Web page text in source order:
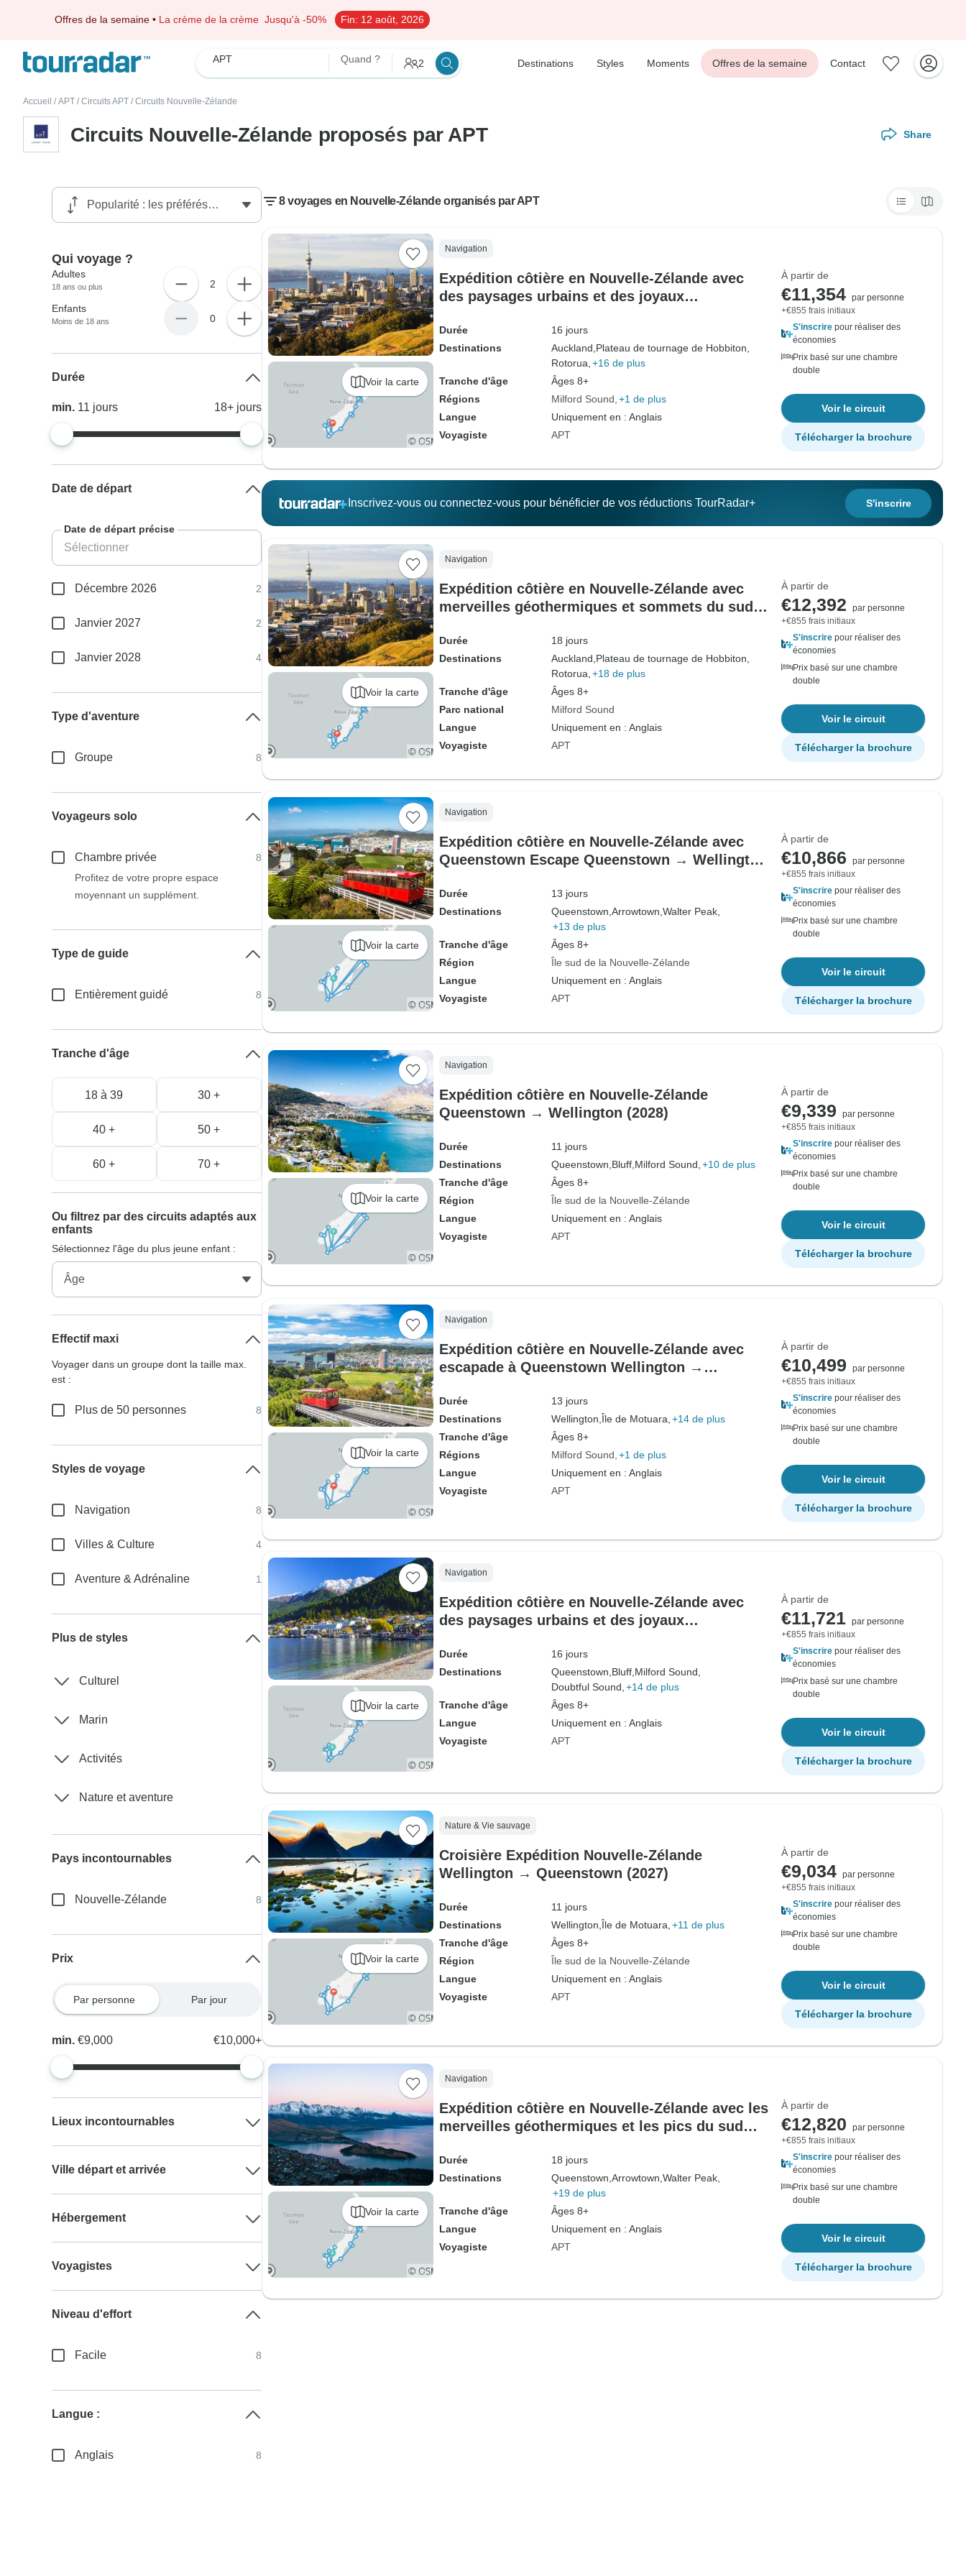
Offres de la semaine • La crème de la crème Jusqu'à -50% Fin: 12 août, 2026
APT Quand ? 2 Destinations Styles Moments Offres de la semaine Contact
Accueil / APT / Circuits APT / Circuits Nouvelle-Zélande
Circuits Nouvelle-Zélande proposés par APT Share
8 voyages en Nouvelle-Zélande organisés par APT
Voir la carte
Navigation
Expédition côtière en Nouvelle-Zélande avec
des paysages urbains et des joyaux
Durée
16 jours
Destinations
Auckland, Plateau de tournage de Hobbiton,
Rotorua, +16 de plus
Tranche d'âge
Âges 8+
Régions
Milford Sound +1 de plus
Langue
Uniquement en : Anglais
Voyagiste
APT
À partir de
€11,354 par personne
+€855 frais initiaux
S'inscrire pour réaliser des
économies
Prix basé sur une chambre
double
Voir le circuit
Télécharger la brochure
Inscrivez-vous ou connectez-vous pour bénéficier de vos réductions TourRadar+ S'inscrire
Voir la carte
Navigation
Expédition côtière en Nouvelle-Zélande avec
merveilles géothermiques et sommets du sud
Durée
18 jours
Destinations
Auckland, Plateau de tournage de Hobbiton,
Rotorua, +18 de plus
Tranche d'âge
Âges 8+
Parc national
Milford Sound
Langue
Uniquement en : Anglais
Voyagiste
APT
À partir de
€12,392
par personne
+€855 frais initiaux
S'inscrire pour réaliser des
économies
Prix basé sur une chambre
double
Voir le circuit
Télécharger la brochure
Voir la carte
Navigation
Expédition côtière en Nouvelle-Zélande avec
Queenstown Escape Queenstown → Wellington
Durée
13 jours
Destinations
Queenstown, Arrowtown, Walter Peak,
+13 de plus
Tranche d'âge
Âges 8+
Région
Île sud de la Nouvelle-Zélande
Langue
Uniquement en : Anglais
Voyagiste
APT
À partir de
€10,866
par personne
+€855 frais initiaux
S'inscrire pour réaliser des
économies
Prix basé sur une chambre
double
Voir le circuit
Télécharger la brochure
Voir la carte
Navigation
Expédition côtière en Nouvelle-Zélande
Queenstown → Wellington (2028)
Durée
11 jours
Destinations
Queenstown, Bluff, Milford Sound, +10 de plus
Tranche d'âge
Âges 8+
Région
Île sud de la Nouvelle-Zélande
Langue
Uniquement en : Anglais
Voyagiste
APT
À partir de
€9,339
par personne
+€855 frais initiaux
S'inscrire pour réaliser des
économies
Prix basé sur une chambre
double
Voir le circuit
Télécharger la brochure
Voir la carte
Navigation
Expédition côtière en Nouvelle-Zélande avec
escapade à Queenstown Wellington →
Durée
13 jours
Destinations
Wellington, Île de Motuara, +14 de plus
Tranche d'âge
Âges 8+
Régions
Milford Sound +1 de plus
Langue
Uniquement en : Anglais
Voyagiste
APT
À partir de
€10,499
par personne
+€855 frais initiaux
S'inscrire pour réaliser des
économies
Prix basé sur une chambre
double
Voir le circuit
Télécharger la brochure
Voir la carte
Navigation
Expédition côtière en Nouvelle-Zélande avec
des paysages urbains et des joyaux
Durée
16 jours
Destinations
Queenstown, Bluff, Milford Sound,
Doubtful Sound, +14 de plus
Tranche d'âge
Âges 8+
Langue
Uniquement en : Anglais
Voyagiste
APT
À partir de
€11,721 par personne
+€855 frais initiaux
S'inscrire pour réaliser des
économies
Prix basé sur une chambre
double
Voir le circuit
Télécharger la brochure
Voir la carte
Nature & Vie sauvage
Croisière Expédition Nouvelle-Zélande
Wellington → Queenstown (2027)
Durée
11 jours
Destinations
Wellington, Île de Motuara, +11 de plus
Tranche d'âge
Âges 8+
Région
Île sud de la Nouvelle-Zélande
Langue
Uniquement en : Anglais
Voyagiste
APT
À partir de
€9,034 par personne
+€855 frais initiaux
S'inscrire pour réaliser des
économies
Prix basé sur une chambre
double
Voir le circuit
Télécharger la brochure
Voir la carte
Navigation
Expédition côtière en Nouvelle-Zélande avec les
merveilles géothermiques et les pics du sud
Durée
18 jours
Destinations
Queenstown, Arrowtown, Walter Peak,
+19 de plus
Tranche d'âge
Âges 8+
Langue
Uniquement en : Anglais
Voyagiste
APT
À partir de
€12,820
par personne
+€855 frais initiaux
S'inscrire pour réaliser des
économies
Prix basé sur une chambre
double
Voir le circuit
Télécharger la brochure
Qui voyage ?
Adultes
18 ans ou plus 2
Enfants
Moins de 18 ans 0
Durée
min. 11 jours 18+ jours
Date de départ
Date de départ précise
Décembre 2026 2
Janvier 2027 2
Janvier 2028 4
Type d'aventure
Groupe 8
Voyageurs solo
Chambre privée
8
Profitez de votre propre espace
moyennant un supplément.
Type de guide
Entièrement guidé 8
Tranche d'âge
18 à 39 30 +
40 + 50 +
60 + 70 +
Ou filtrez par des circuits adaptés aux
enfants
Sélectionnez l'âge du plus jeune enfant :
Effectif maxi
Voyager dans un groupe dont la taille max.
est :
Plus de 50 personnes 8
Styles de voyage
Navigation 8
Villes & Culture 4
Aventure & Adrénaline 1
Plus de styles
Culturel
Marin
Activités
Nature et aventure
Pays incontournables
Nouvelle-Zélande 8
Prix
Par personne Par jour
min.€9,000 €10,000+
Lieux incontournables
Ville départ et arrivée
Hébergement
Voyagistes
Niveau d'effort
Facile 8
Langue :
Anglais 8